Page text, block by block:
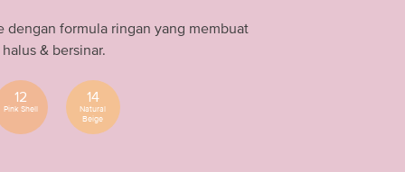
dengan formula ringan yang membuat
& bersinar.
12
Pink Shell
14
Natural
Beige